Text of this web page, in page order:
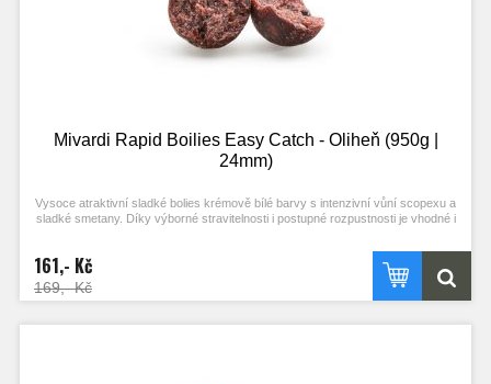
Mivardi Rapid Boilies Easy Catch - Oliheň (950g |
24mm)
Vysoce atraktivní sladké bolies krémově bílé barvy s intenzivní vůní scopexu a
sladké smetany. Díky výborné stravitelnosti i postupné rozpustnosti je vhodné i
161,- Kč
169,- Kč